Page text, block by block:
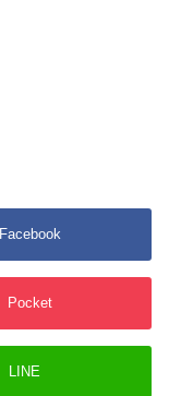
Facebook
Pocket
LINE